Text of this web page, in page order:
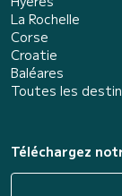
La Rochelle
Corse
Croatie
Baléares
Toutes les
Téléchargez